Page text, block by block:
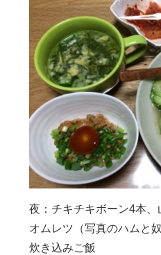
夜：チキチキボーン4本、
オムレツ（写真のハムと
炊き込みご飯